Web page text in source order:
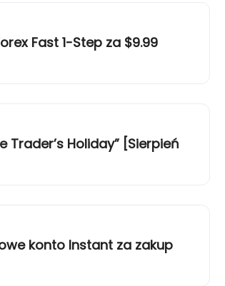
Fast 1-Step za $9.99
Trader’s Holiday” [Sierpień
konto Instant za zakup